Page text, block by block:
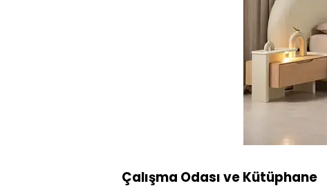
Çalışma Odası ve Kütüphane